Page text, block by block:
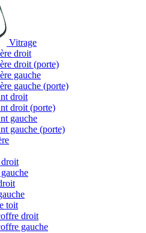
Vitrage
droit
droit (porte)
gauche
gauche (porte)
droit
droit (porte)
gauche
gauche (porte)
toit
droit
gauche